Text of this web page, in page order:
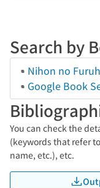
Search by
Nihon no
Google Book
You can check the
(keywords that refer
name, etc.), etc.